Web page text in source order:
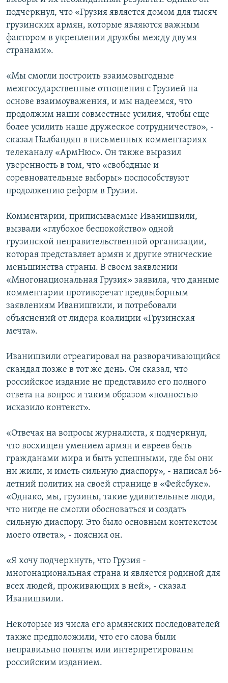
подчеркнул, что «Грузия является домом для тысяч
грузинских армян, которые являются важным
фактором в укреплении дружбы между двумя
странами».
«Мы смогли построить взаимовыгодные
межгосударственные отношения с Грузией на
основе взаимоуважения, и мы надеемся, что
продолжим наши совместные усилия, чтобы еще
более усилить наше дружеское сотрудничество», -
сказал Налбандян в письменных комментариях
телеканалу «АрмНюс». Он также выразил
уверенность в том, что «свободные и
соревновательные выборы» поспособствуют
продолжению реформ в Грузии.
Комментарии, приписываемые Иванишвили,
вызвали «глубокое беспокойство» одной
грузинской неправительственной организации,
которая представляет армян и другие этнические
меньшинства страны. В своем заявлении
«Многонациональная Грузия» заявила, что данные
комментарии противоречат предвыборным
заявлениям Иванишвили, и потребовали
объяснений от лидера коалиции «Грузинская
мечта».
Иванишвили отреагировал на разворачивающийся
скандал позже в тот же день. Он сказал, что
российское издание не представило его полного
ответа на вопрос и таким образом «полностью
исказило контекст».
«Отвечая на вопросы журналиста, я подчеркнул,
что восхищен умением армян и евреев быть
гражданами мира и быть успешными, где бы они
ни жили, и иметь сильную диаспору», - написал 56-
летний политик на своей странице в «Фейсбуке».
«Однако, мы, грузины, такие удивительные люди,
что нигде не смогли обосноваться и создать
сильную диаспору. Это было основным контекстом
моего ответа», - пояснил он.
«Я хочу подчеркнуть, что Грузия -
многонациональная страна и является родиной для
всех людей, проживающих в ней», - сказал
Иванишвили.
Некоторые из числа его армянских последователей
также предположили, что его слова были
неправильно поняты или интерпретированы
российским изданием.